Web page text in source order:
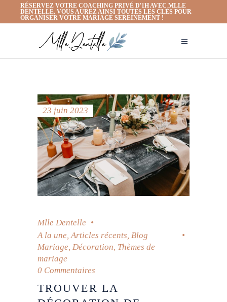
RÉSERVEZ VOTRE COACHING PRIVÉ D'1H AVEC MLLE
DENTELLE. VOUS AUREZ AINSI TOUTES LES CLÉS POUR
ORGANISER VOTRE MARIAGE SEREINEMENT !
23 juin 2023
Mlle Dentelle
A la une,Articles récents, Blog
Mariage, Décoration, Thèmes de
mariage
0 Commentaires
TROUVER LA